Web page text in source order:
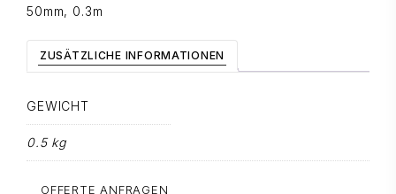
50mm, 0.3m
ZUSÄTZLICHE INFORMATIONEN
GEWICHT
0.5 kg
OFFERTE ANFRAGEN